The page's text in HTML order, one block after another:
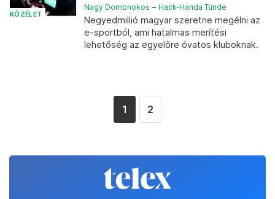
KÖZÉLET
Nagy Domonokos – Hack-Handa Tünde
Negyedmillió magyar szeretne megélni az
e-sportból, ami hatalmas merítési
lehetőség az egyelőre óvatos kluboknak.
1 2